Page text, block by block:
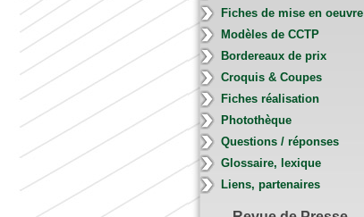
Fiches de mise en oeuvre
Modèles de CCTP
Bordereaux de prix
Croquis & Coupes
Fiches réalisation
Photothèque
Questions / réponses
Glossaire, lexique
Liens, partenaires